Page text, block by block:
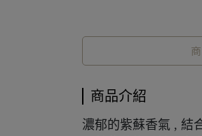
商品介紹
濃郁的紫蘇香氣 , 結